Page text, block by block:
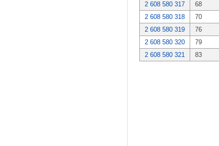
2 608 580 317
68
2 608 580 318
70
2 608 580 319
76
2 608 580 320
79
2 608 580 321
83